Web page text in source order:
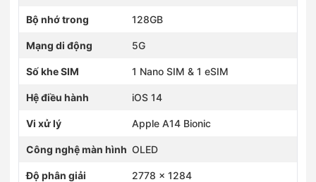
Bộ nhớ trong 128GB
Mạng di động 5G
Số khe SIM 1 Nano SIM & 1 eSIM
Hệ điều hành iOS 14
Vi xử lý Apple A14 Bionic
Công nghệ màn hình OLED
Độ phân giải 2778 x 1284